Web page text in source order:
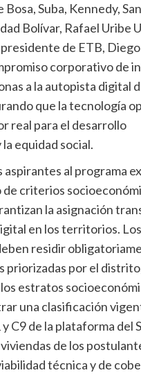
Bosa, Suba, Kennedy, San
Bolívar, Rafael Uribe
de ETB,
corporativo de
a la autopista digital
que la tecnología
real para el desarrollo
equidad social.
aspirantes al programa
criterios
la asignación
en los territorios.
residir
priorizadas por el
estratos
una clasificación
C9 de la plataforma del
de los
técnica y de